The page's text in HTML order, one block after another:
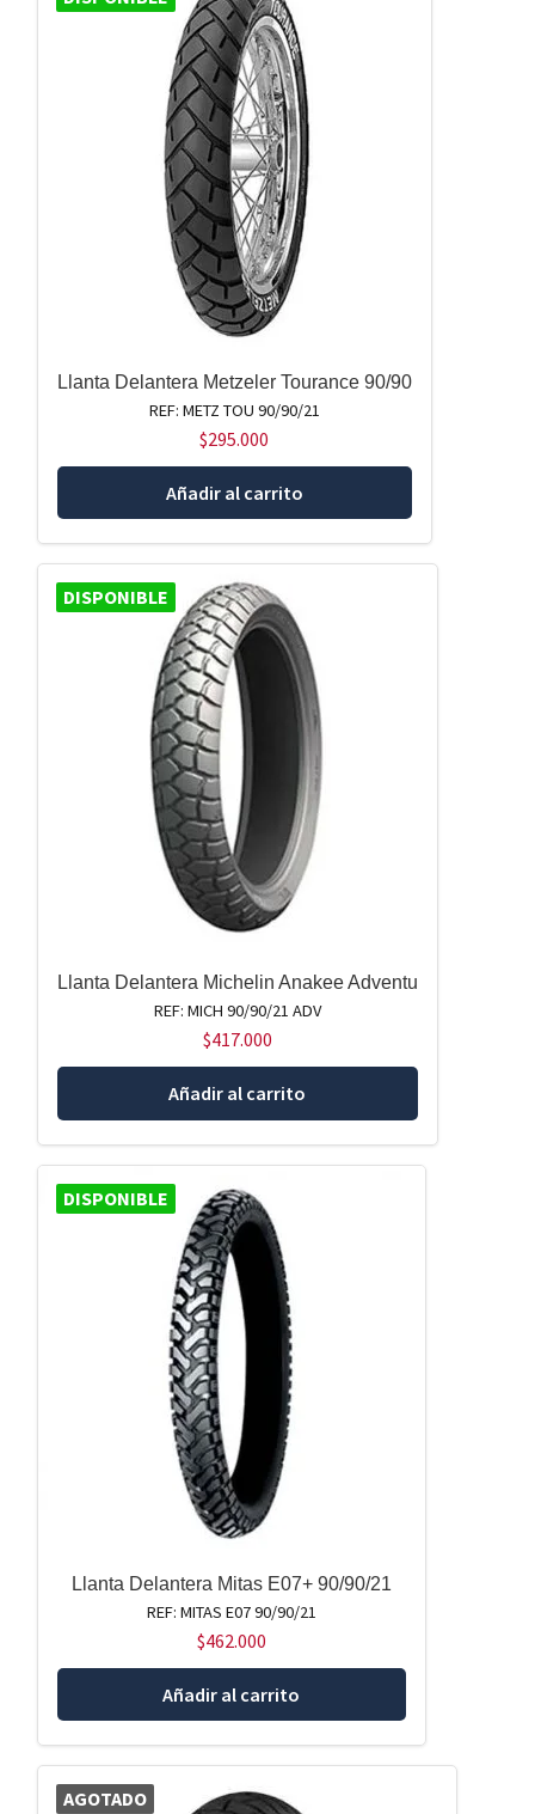
Llanta Delantera Metzeler Tourance 90/90
REF: METZ TOU 90/90/21
$295.000
Añadir al carrito
DISPONIBLE
Llanta Delantera Michelin Anakee Adventu
REF: MICH 90/90/21 ADV
$417.000
Añadir al carrito
DISPONIBLE
Llanta Delantera Mitas E07+ 90/90/21
REF: MITAS E07 90/90/21
$462.000
Añadir al carrito
AGOTADO